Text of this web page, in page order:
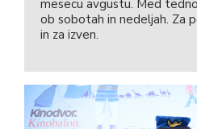
mesecu avgustu. Med
ob sobotah in nedeljah. Za
in za izven.